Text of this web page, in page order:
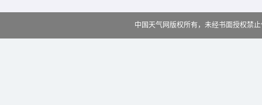
中国天气网版权所有，未经书面授权